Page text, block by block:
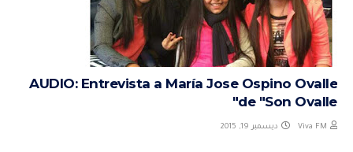
AUDIO: Entrevista a María Jose Ospino Ovalle
de "Son Ovalle"
Viva FM ديسمبر 19, 2015